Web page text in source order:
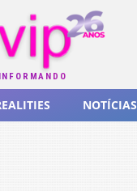
NOTÍCIAS